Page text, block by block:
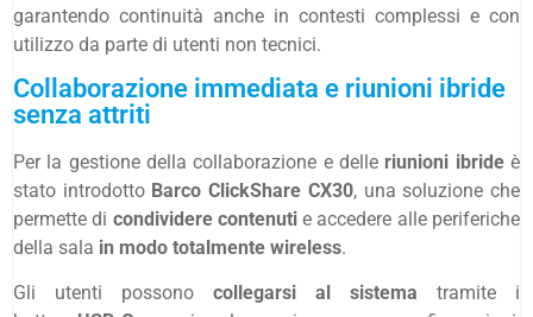
garantendo continuità anche in contesti complessi e con
utilizzo da parte di utenti non tecnici.
Collaborazione immediata e riunioni ibride
senza attriti
Per la gestione della collaborazione e delle riunioni ibrideè
stato introdotto Barco ClickShare CX30, una soluzione che
permette di condividere contenutie accedere alle periferiche
della sala in modo totalmente wireless.
Gli utenti possono collegarsi al sistema tramite i